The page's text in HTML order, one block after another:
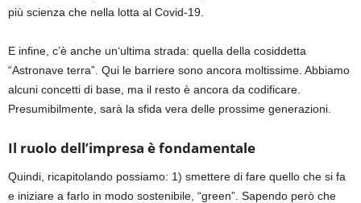
più scienza che nella lotta al Covid-19.
E infine, c’è anche un‘ultima strada: quella della cosiddetta
“Astronave terra” . Qui le barriere sono ancora moltissime. Abbiamo
alcuni concetti di base, ma il resto è ancora da codificare
Presumibilmente, sarà la sfida vera delle prossime generazioni.
Il ruolo dell’impresa è fondamentale
Quindi, ricapitolando possiamo: 1) smettere di fare quello che si fa
e iniziare a farlo in modo sostenibile, “green” . Sapendo però che